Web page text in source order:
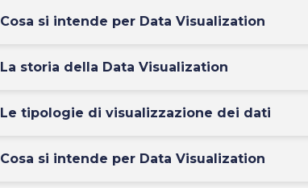
Cosa si intende per Data Visualization
La storia della Data Visualization
Le tipologie di visualizzazione dei dati
Cosa si intende per Data Visualization